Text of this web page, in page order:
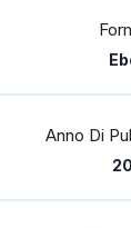
Anno Di